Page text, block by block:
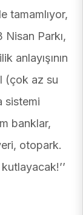
tamamlıyor,
Nisan Parkı,
anlayışının
(çok az su
sistemi
banklar,
otopark.